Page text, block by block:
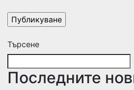
Търсене
Последните